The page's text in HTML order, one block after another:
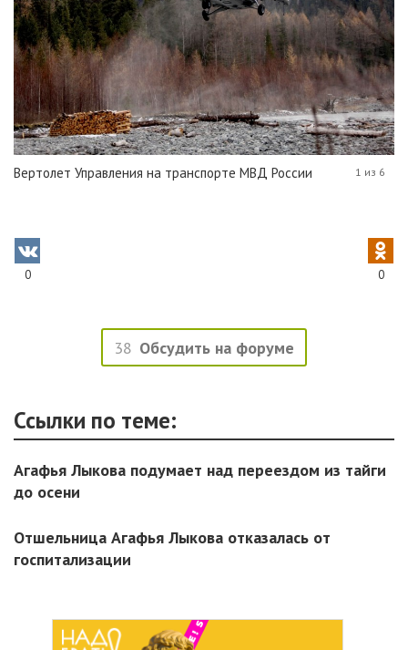
Вертолет Управления на транспорте МВД России 1 из 6
0 0
38 Обсудить на форуме
Ссылки по теме:
Агафья Лыкова подумает над переездом из тайги
до осени
Отшельница Агафья Лыкова отказалась от
госпитализации